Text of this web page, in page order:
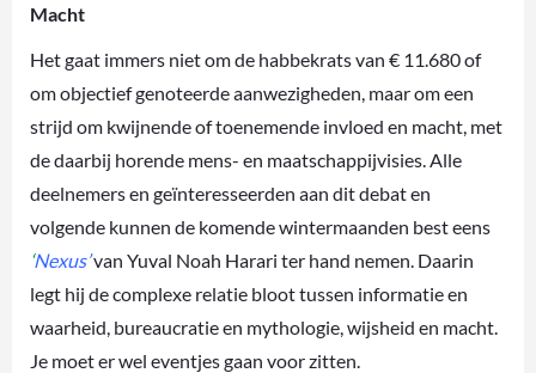
Macht
Het gaat immers niet om de habbekrats van € 11.680 of
om objectief genoteerde aanwezigheden, maar om een
strijd om kwijnende of toenemende invloed en macht, met
de daarbij horende mens- en maatschappijvisies. Alle
deelnemers en geïnteresseerden aan dit debat en
volgende kunnen de komende wintermaanden best eens
‘Nexus’van Yuval Noah Harari ter hand nemen. Daarin
legt hij de complexe relatie bloot tussen informatie en
waarheid, bureaucratie en mythologie, wijsheid en macht.
Je moet er wel eventjes gaan voor zitten.